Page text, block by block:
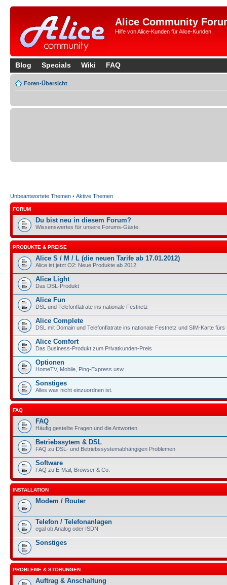
Alice Community
Hilfe von Alice-Kunden für Alice-Kunden.
Blog Specials Wiki FAQ
Foren-Übersicht
Unbeantwortete Themen • Aktive Themen
FORUM
Du bist neu in diesem Forum?
Wissenswertes für unsere Forums-Gäste.
PRODUKTE & PREISE
Alice S / M / L (die neuen Tarife ab 17.01.2012)
Alice ist jetzt O2: Neue Produkte ab 2012
Alice Light
Das DSL-Produkt
Alice Fun
DSL und Telefonflatrate ins nationale Festnetz
Alice Complete
DSL mit Domain und Telefonflatrate ins nationale Festnetz und SIM-Karte fürs
Alice Comfort
Das Business-Produkt zum Privatkunden-Preis
Optionen
HomeTV, Mobile, Ping-Express usw.
Sonstiges
Alles was nicht einzuordnen ist.
FAQ
FAQ
Häufig gestellte Fragen und die Antworten
Betriebssytem & DSL
FAQ zu DSL- und Betriebssystemabhängigen Problemen
Software
FAQ zu E-Mail, Browser & Co.
INSTALLATION
Modem / Router
Telefon / Telefonanlagen
egal ob Analog oder ISDN
Sonstiges
PROBLEME & STÖRUNGEN
Auftrag & Anschaltung